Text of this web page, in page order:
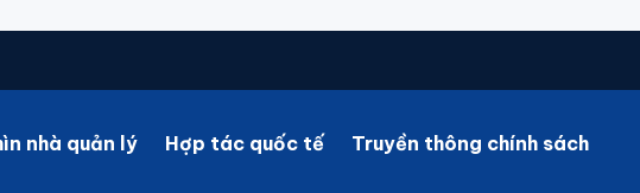
nhà quản lý Hợp tác quốc tế Truyền thông chính sách